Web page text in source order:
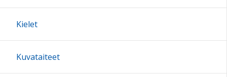
Kielet
Kuvataiteet